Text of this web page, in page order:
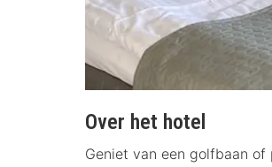
Over het hotel
Geniet van een golfbaan